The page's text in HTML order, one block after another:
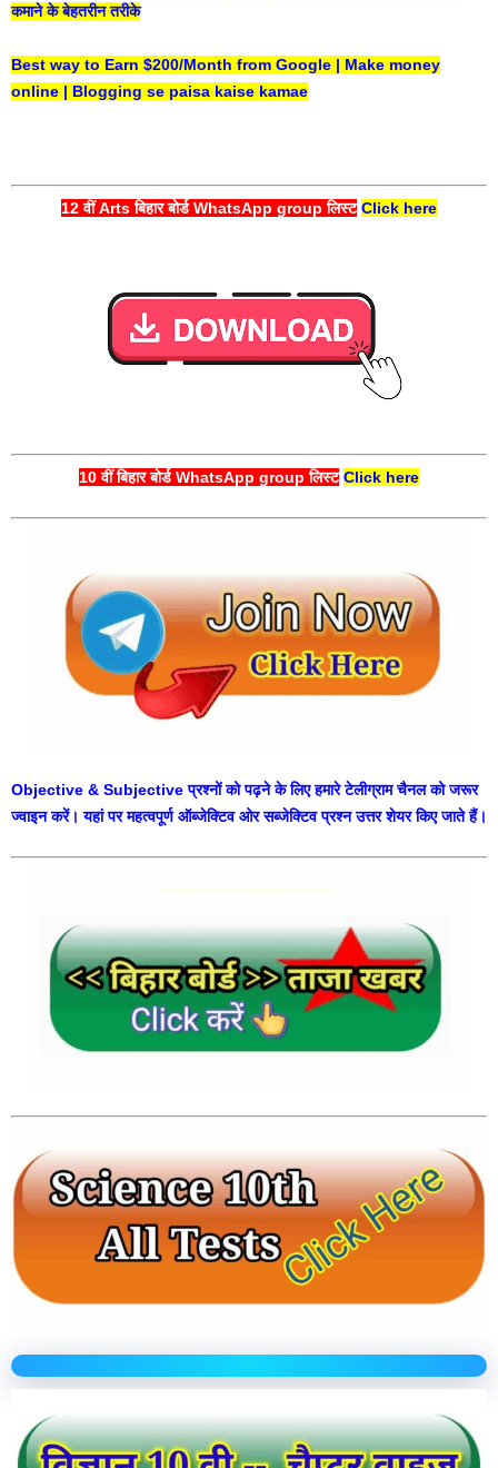
कमाने के बेहतरीन तरीके
Best way to Earn $200/Month from Google | Make money
online | Blogging se paisa kaise kamae
12 वीं Arts बिहार बोर्ड WhatsApp group लिस्ट Click here
10 वीं बिहार बोर्ड WhatsApp group लिस्ट Click here
Objective & Subjective प्रश्नों को पढ़ने के लिए हमारे टेलीग्राम चैनल को जरूर
ज्वाइन करें। यहां पर महत्वपूर्ण ऑब्जेक्टिव ओर सब्जेक्टिव प्रश्न उत्तर शेयर किए जाते हैं।